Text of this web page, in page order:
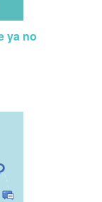
ya no